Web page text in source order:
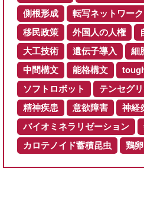
側根形成
転写ネットワーク
移民政策
外国人の人権
大工技術
遺伝子導入 細
中間構文
能格構文
ソフトロボット
テンセグ
精神疾患
意欲障害 神経
バイオミネラリゼーション
カロテノイド蓄積昆虫
鶏卵